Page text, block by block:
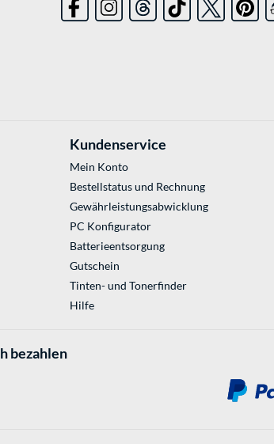
Kundenservice
Mein Konto
Bestellstatus und Rechnung
Gewährleistungsabwicklung
PC Konfigurator
Batterieentsorgung
Gutschein
Tinten- und Tonerfinder
Hilfe
bezahlen